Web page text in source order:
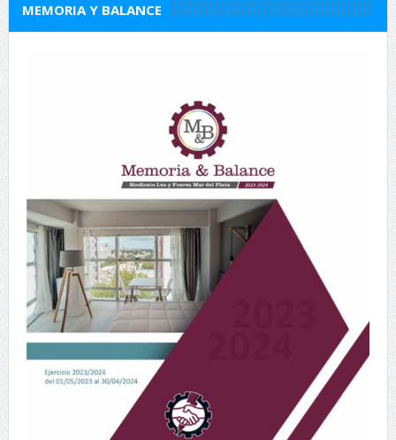
MEMORIA Y BALANCE